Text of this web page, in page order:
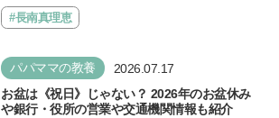
できると子どもに知ってほしい
ザ…
#長南真理恵
パパママの教養 2026.07.17
お盆は《祝日》じゃない？ 2026年のお盆休み
や銀行・役所の営業や交通機関情報も紹介